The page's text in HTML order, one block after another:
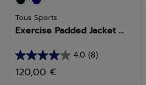
Tous Sports
Exercise Padded Jacket ...
4.0 (8)
4.0
sur
120,00 €